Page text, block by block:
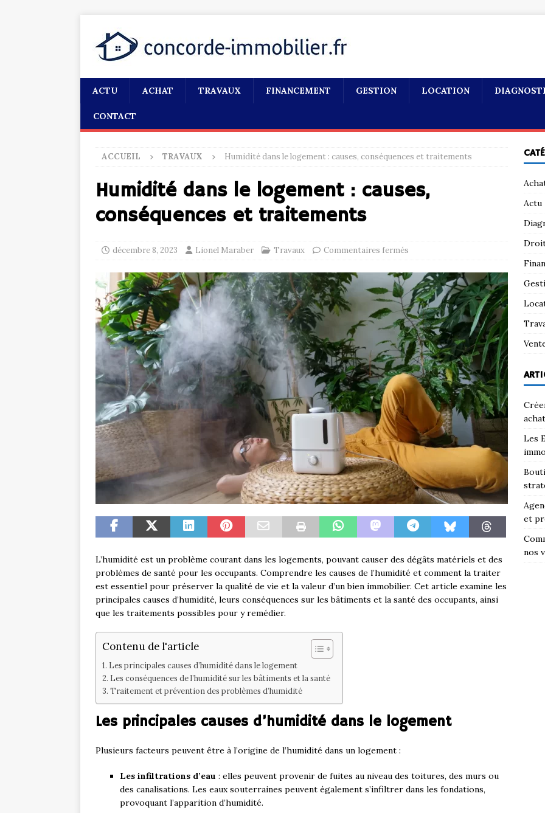
ACTU ACHAT TRAVAUX FINANCEMENT GESTION LOCATION
CONTACT
ACCUEIL TRAVAUX Humidité dans le logement : causes, conséquences et traitements
Humidité dans le logement : causes,
conséquences et traitements
décembre 8, 2023 Lionel Maraber Travaux Commentaires fermés
L’humidité est un problème courant dans les logements, pouvant causer des dégâts matériels et des
problèmes de santé pour les occupants. Comprendre les causes de l’humidité et comment la traiter
est essentiel pour préserver la qualité de vie et la valeur d’un bien immobilier. Cet article examine les
principales causes d’humidité, leurs conséquences sur les bâtiments et la santé des occupants, ainsi
que les traitements possibles pour y remédier.
Contenu de l'article
Les principales causes d’humidité dans le logement
Les conséquences de l’humidité sur les bâtiments et la santé
Traitement et prévention des problèmes d’humidité
Les principales causes d’humidité dans le logement
Plusieurs facteurs peuvent être à l’origine de l’humidité dans un logement :
Les infiltrations d’eau : elles peuvent provenir de fuites au niveau des toitures, des murs ou
des canalisations. Les eaux souterraines peuvent également s’infiltrer dans les fondations,
provoquant l’apparition d’humidité.
Actu
Les
et
nos